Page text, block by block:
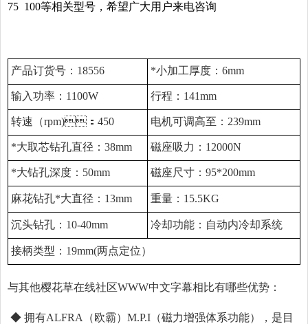
75 100等相关型号，希望广大用户来电咨询
产品订货号：18556 *小加工厚度：6mm
输入功率：1100W 行程：141mm
转速（rpm)：450 电机可调高至：239mm
*大取芯钻孔直径：38mm 磁座吸力：12000N
*大钻孔深度：50mm 磁座尺寸：95*200mm
麻花钻孔*大直径：13mm 重量：15.5KG
沉头钻孔：10-40mm 冷却功能：自动内冷却系统
接柄类型：19mm(两点定位）
与其他樱花草在线社区WWW中文字幕相比有哪些优势：
◆ 拥有ALFRA（欧霸）M.P.I（磁力增强体系功能），是目